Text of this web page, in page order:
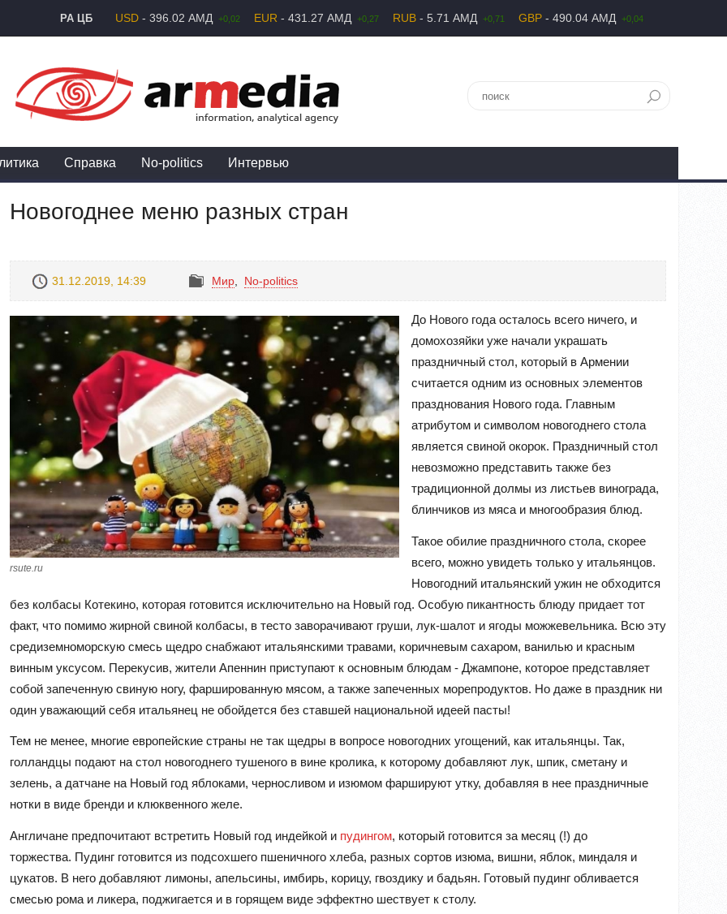
РА ЦБ USD - 396.02 АМД +0,02 EUR - 431.27 АМД +0,27 RUB - 5.71 АМД +0,71 GBP - 490.04 АМД +0,04
Справка No-politics Интервью
Новогоднее меню разных стран
31.12.2019, 14:39 Mир No-politics
rsute.ru
До Нового года осталось всего ничего, и
домохозяйки уже начали украшать
праздничный стол, который в Армении
считается одним из основных элементов
празднования Нового года. Главным
атрибутом и символом новогоднего стола
является свиной окорок. Праздничный стол
невозможно представить также без
традиционной долмы из листьев винограда,
блинчиков из мяса и многообразия блюд.
Такое обилие праздничного стола, скорее
всего, можно увидеть только у итальянцов.
Новогодний итальянский ужин не обходится
без колбасы Котекино, которая готовится исключительно на Новый год. Особую пикантность блюду придает тот
факт, что помимо жирной свиной колбасы, в тесто заворачивают груши, лук-шалот и ягоды можжевельника. Всю эту
средиземноморскую смесь щедро снабжают итальянскими травами, коричневым сахаром, ванилью и красным
винным уксусом. Перекусив, жители Апеннин приступают к основным блюдам - Джампоне, которое представляет
собой запеченную свиную ногу, фаршированную мясом, а также запеченных морепродуктов. Но даже в праздник ни
один уважающий себя итальянец не обойдется без ставшей национальной идеей пасты!
Тем не менее, многие европейские страны не так щедры в вопросе новогодних угощений, как итальянцы. Так,
голландцы подают на стол новогоднего тушеного в вине кролика, к которому добавляют лук, шпик, сметану и
зелень, а датчане на Новый год яблоками, черносливом и изюмом фаршируют утку, добавляя в нее праздничные
нотки в виде бренди и клюквенного желе.
Англичане предпочитают встретить Новый год индейкой и пудингом, который готовится за месяц (!) до
торжества. Пудинг готовится из подсохшего пшеничного хлеба, разных сортов изюма, вишни, яблок, миндаля и
цукатов. В него добавляют лимоны, апельсины, имбирь, корицу, гвоздику и бадьян. Готовый пудинг обливается
смесью рома и ликера, поджигается и в горящем виде эффектно шествует к столу.